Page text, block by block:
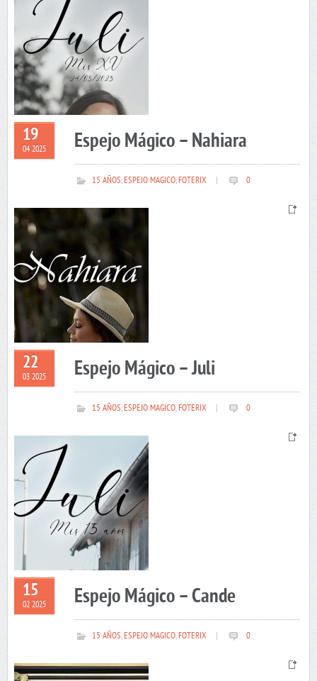
19
04 2025 Espejo Mágico – Nahiara
15 AÑOS,ESPEJO MAGICO,FOTERIX 0
22
03 2025 Espejo Mágico – Juli
15 AÑOS,ESPEJO MAGICO,FOTERIX 0
15
02 2025 Espejo Mágico – Cande
15 AÑOS,ESPEJO MAGICO,FOTERIX 0